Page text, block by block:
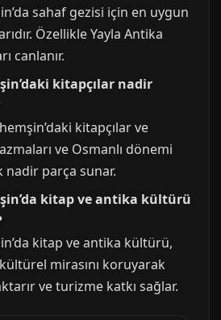
sahaf gezisi için en uygun
Özellikle Yayla Antika
canlanır.
kitapçılar nadir
kitapçılar ve
ve Osmanlı dönemi
parça sunar.
kitap ve antika kültürü
kitap ve antika kültürü,
mirasını koruyarak
ve turizme katkı sağlar.